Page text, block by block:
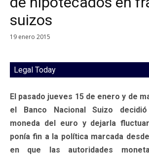
suizos
19 enero 2015
Legal Today
El pasado jueves 15 de enero y de
el Banco Nacional Suizo
moneda del euro y dejarla
ponía fin a la política marcada
en que las autoridades